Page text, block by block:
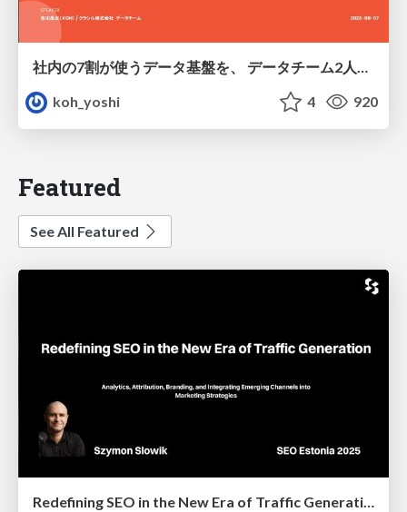
社内の7割が使うデータ基盤を、 データチーム2人で回すためにやったこと
koh_yoshi
4 920
Featured
See All Featured
Redefining SEO in the New Era of Traffic Generation